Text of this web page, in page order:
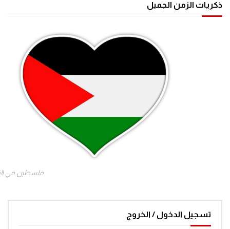
ذكريات الزمن الجميل
فلسطين في
تسجيل الدخول / الخروج